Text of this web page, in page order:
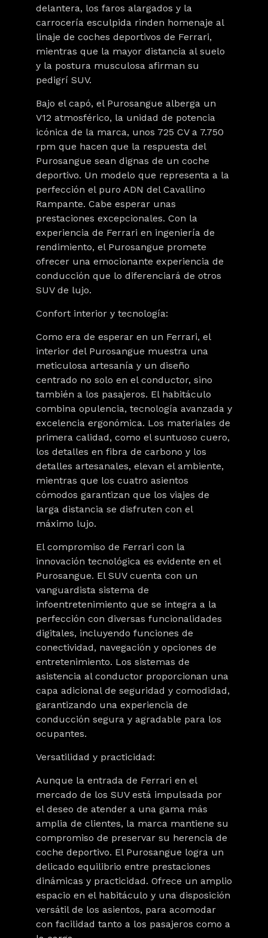
delantera, los faros alargados y la
carrocería esculpida rinden homenaje al
linaje de coches deportivos de Ferrari,
mientras que la mayor distancia al suelo
y la postura musculosa afirman su
pedigrí SUV.
Bajo el capó, el Purosangue alberga un
V12 atmosférico, la unidad de potencia
icónica de la marca, unos 725 CV a 7.750
rpm que hacen que la respuesta del
Purosangue sean dignas de un coche
deportivo. Un modelo que representa a la
perfección el puro ADN del Cavallino
Rampante. Cabe esperar unas
prestaciones excepcionales. Con la
experiencia de Ferrari en ingeniería de
rendimiento, el Purosangue promete
ofrecer una emocionante experiencia de
conducción que lo diferenciará de otros
SUV de lujo.
Confort interior y tecnología:
Como era de esperar en un Ferrari, el
interior del Purosangue muestra una
meticulosa artesanía y un diseño
centrado no solo en el conductor, sino
también a los pasajeros. El habitáculo
combina opulencia, tecnología avanzada y
excelencia ergonómica. Los materiales de
primera calidad, como el suntuoso cuero,
los detalles en fibra de carbono y los
detalles artesanales, elevan el ambiente,
mientras que los cuatro asientos
cómodos garantizan que los viajes de
larga distancia se disfruten con el
máximo lujo.
El compromiso de Ferrari con la
innovación tecnológica es evidente en el
Purosangue. El SUV cuenta con un
vanguardista sistema de
infoentretenimiento que se integra a la
perfección con diversas funcionalidades
digitales, incluyendo funciones de
conectividad, navegación y opciones de
entretenimiento. Los sistemas de
asistencia al conductor proporcionan una
capa adicional de seguridad y comodidad,
garantizando una experiencia de
conducción segura y agradable para los
ocupantes.
Versatilidad y practicidad:
Aunque la entrada de Ferrari en el
mercado de los SUV está impulsada por
el deseo de atender a una gama más
amplia de clientes, la marca mantiene su
compromiso de preservar su herencia de
coche deportivo. El Purosangue logra un
delicado equilibrio entre prestaciones
dinámicas y practicidad. Ofrece un amplio
espacio en el habitáculo y una disposición
versátil de los asientos, para acomodar
con facilidad tanto a los pasajeros como a